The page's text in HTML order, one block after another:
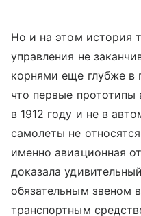
Но и на этом история
управления не
корнями еще глубже в
что первые прототипы
в 1912 году и не в
самолеты не
именно авиационная
доказала
обязательным звеном
транспортным